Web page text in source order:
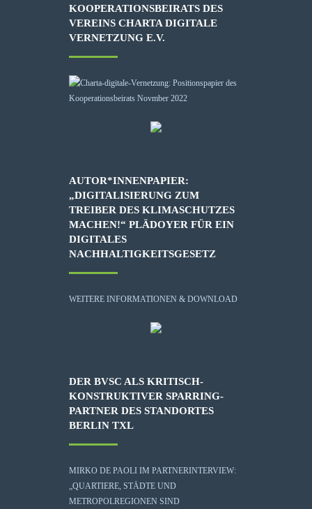
KOOPERATIONSBEIRATS DES
VEREINS CHARTA DIGITALE
VERNETZUNG E.V.
AUTOR*INNENPAPIER:
„DIGITALISIERUNG ZUM
TREIBER DES KLIMASCHUTZES
MACHEN!“ PLÄDOYER FÜR EIN
DIGITALES
NACHHALTIGKEITSGESETZ
WEITERE INFORMATIONEN & DOWNLOAD
DER BVSC ALS KRITISCH-
KONSTRUKTIVER SPARRING-
PARTNER DES STANDORTES
BERLIN TXL
MIRKO DE PAOLI IM PARTNERINTERVIEW:
„QUARTIERE, STÄDTE UND
METROPOLREGIONEN SIND